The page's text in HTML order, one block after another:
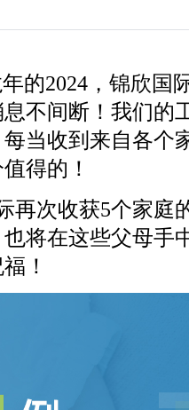
的2024，锦欣国
息不间断！我们的
当收到来自各个
得的！
再次收获5个家庭
将在这些父母手
！